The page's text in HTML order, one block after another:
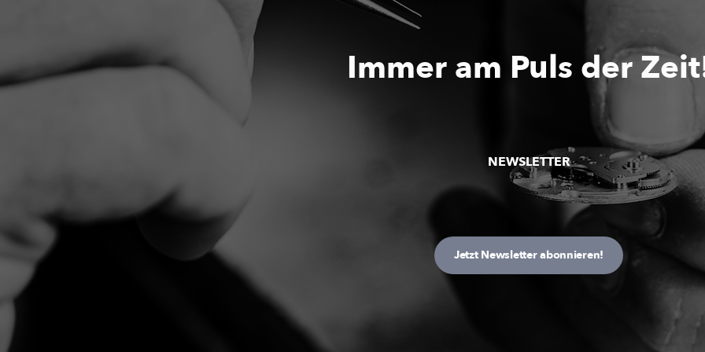
Immer am Puls der
NEWSLETTER
Jetzt Newsletter abonnieren!